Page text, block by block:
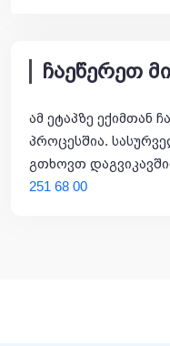
ჩაეწერეთ
ამ ეტაპზე ექიმთან
პროცესშია.
გთხოვთ
251 68 00